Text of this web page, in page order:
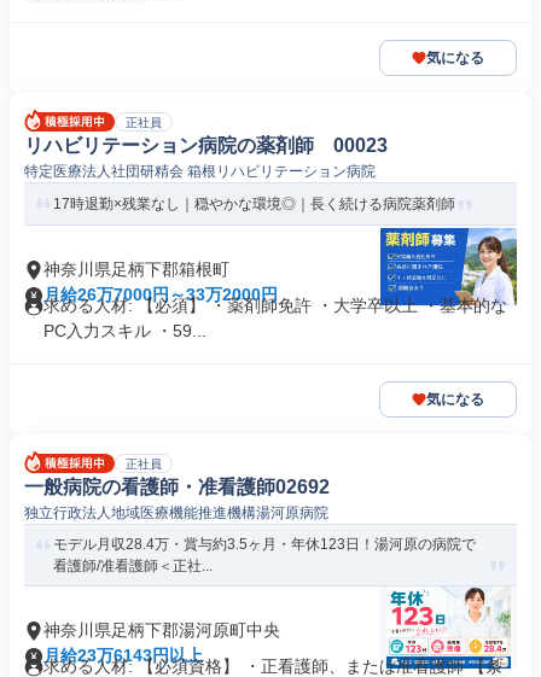
気になる
正社員
リハビリテーション病院の薬剤師 00023
特定医療法人社団研精会 箱根リハビリテーション病院
17時退勤×残業なし｜穏やかな環境◎｜長く続ける病院薬剤師
神奈川県足柄下郡箱根町
月給26万7000円～33万2000円
求める人材: 【必須】 ・薬剤師免許 ・大学卒以上 ・基本的な
PC入力スキル ・59...
気になる
正社員
一般病院の看護師・准看護師02692
独立行政法人地域医療機能推進機構湯河原病院
モデル月収28.4万・賞与約3.5ヶ月・年休123日！湯河原の病院で
看護師/准看護師＜正社...
神奈川県足柄下郡湯河原町中央
月給23万6143円以上
求める人材: 【必須資格】 ・正看護師、または准看護師 【条